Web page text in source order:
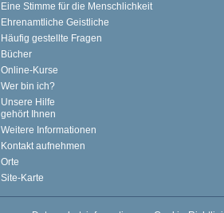
Eine Stimme für die Menschlichkeit
Ehrenamtliche Geistliche
Häufig gestellte Fragen
Bücher
Online-Kurse
Wer bin ich?
Unsere Hilfe
gehört Ihnen
Weitere Informationen
Kontakt aufnehmen
Orte
Site-Karte